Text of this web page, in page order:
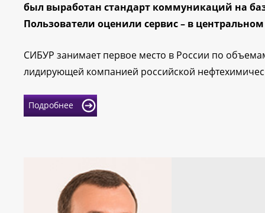
был выработан стандарт коммуникаций на
Пользователи оценили сервис – в
СИБУР занимает первое место в России по
лидирующей компанией российской
Подробнее